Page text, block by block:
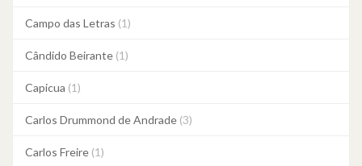
Campo das Letras (1)
Cândido Beirante (1)
Capicua (1)
Carlos Drummond de Andrade (3)
Carlos Freire (1)